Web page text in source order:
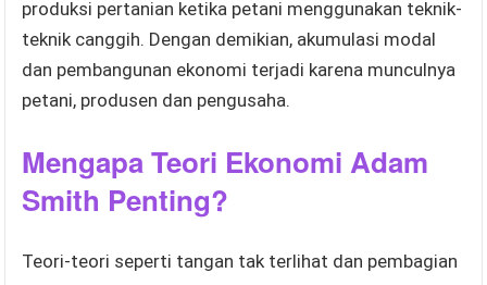
produksi pertanian ketika petani menggunakan teknik-
teknik canggih. Dengan demikian, akumulasi modal
dan pembangunan ekonomi terjadi karena munculnya
petani, produsen dan pengusaha.
Mengapa Teori Ekonomi Adam
Smith Penting?
Teori-teori seperti tangan tak terlihat dan pembagian